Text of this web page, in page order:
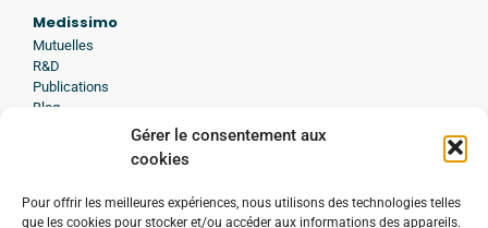
Gérer le consentement aux
cookies
Pour offrir les meilleures expériences, nous utilisons des technologies telles
que les cookies pour stocker et/ou accéder aux informations des appareils.
Medissimo
Mutuelles
R&D
Publications
Blog
Histoire